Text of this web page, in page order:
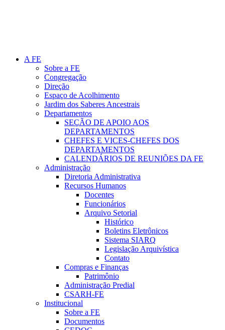
A FE
Sobre a FE
Congregação
Direção
Espaço de Acolhimento
Jardim dos Saberes Ancestrais
Departamentos
SEÇÃO DE APOIO AOS
DEPARTAMENTOS
CHEFES E VICES-CHEFES DOS
DEPARTAMENTOS
CALENDÁRIOS DE REUNIÕES DA FE
Administração
Diretoria Administrativa
Recursos Humanos
Docentes
Funcionários
Arquivo Setorial
Histórico
Boletins Eletrônicos
Sistema SIARQ
Legislação Arquivística
Contato
Compras e Finanças
Patrimônio
Administração Predial
CSARH-FE
Institucional
Sobre a FE
Documentos